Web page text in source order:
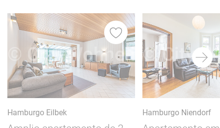
Hamburgo Eilbek Hamburgo Niendorf
Favoritos